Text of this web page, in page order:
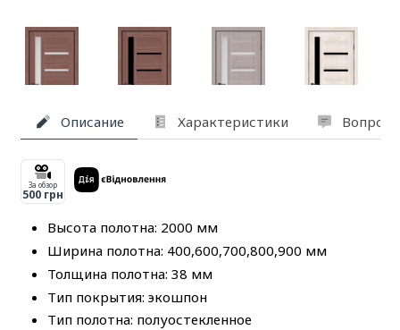
Описание Характеристики
За обзор
500 грн
Высота полотна: 2000 мм
Ширина полотна: 400,600,700,800,900 мм
Толщина полотна: 38 мм
Тип покрытия: экошпон
Тип полотна: полуостекленное